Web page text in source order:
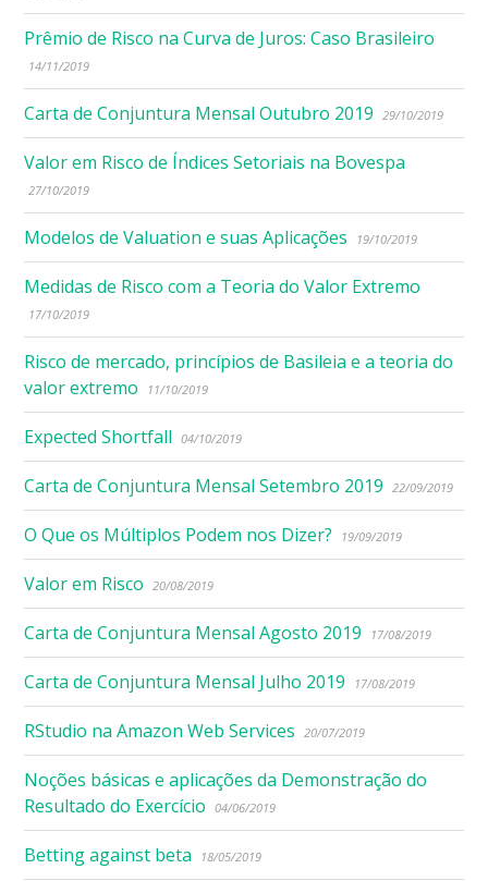
Prêmio de Risco na Curva de Juros: Caso Brasileiro
14/11/2019
Carta de Conjuntura Mensal Outubro 2019 29/10/2019
Valor em Risco de Índices Setoriais na Bovespa
27/10/2019
Modelos de Valuation e suas Aplicações 19/10/2019
Medidas de Risco com a Teoria do Valor Extremo
17/10/2019
Risco de mercado, princípios de Basileia e a teoria do
valor extremo
11/10/2019
Expected Shortfall 04/10/2019
Carta de Conjuntura Mensal Setembro 2019 22/09/2019
O Que os Múltiplos Podem nos Dizer? 19/09/2019
Valor em Risco 20/08/2019
Carta de Conjuntura Mensal Agosto 2019 17/08/2019
Carta de Conjuntura Mensal Julho 2019 17/08/2019
RStudio na Amazon Web Services 20/07/2019
Noções básicas e aplicações da Demonstração do
Resultado do Exercício
04/06/2019
Betting against beta 18/05/2019